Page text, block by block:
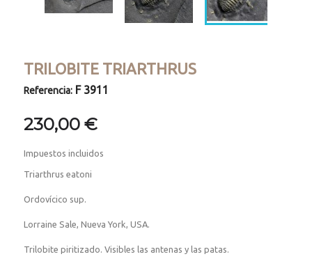
TRILOBITE TRIARTHRUS
Referencia: F 3911
230,00 €
Impuestos incluidos
Triarthrus eatoni
Ordovícico sup.
Lorraine Sale, Nueva York, USA.
Trilobite piritizado. Visibles las antenas y las patas.